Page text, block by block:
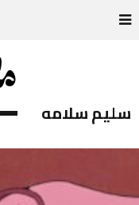
سليم سلامه